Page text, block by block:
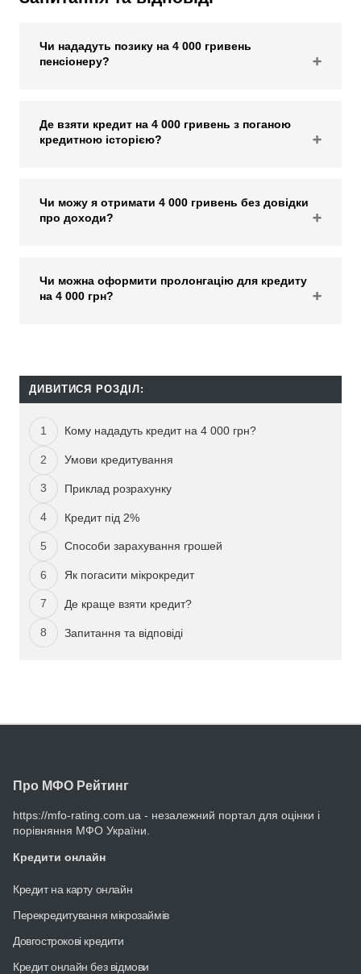
Чи нададуть позику на 4 000 гривень
пенсіонеру?
Де взяти кредит на 4 000 гривень з поганою
кредитною історією?
Чи можу я отримати 4 000 гривень без довідки
про доходи?
Чи можна оформити пролонгацію для кредиту
на 4 000 грн?
ДИВИТИСЯ РОЗДІЛ:
Кому нададуть кредит на 4 000 грн?
Умови кредитування
Приклад розрахунку
Кредит під 2%
Способи зарахування грошей
Як погасити мікрокредит
Де краще взяти кредит?
Запитання та відповіді
Про МФО Рейтинг
https://mfo-rating.com.ua - незалежний портал для оцінки і
порівняння МФО України.
Кредити онлайн
Кредит на карту онлайн
Перекредитування мікрозаймів
Довгострокові кредити
Кредит онлайн без відмови